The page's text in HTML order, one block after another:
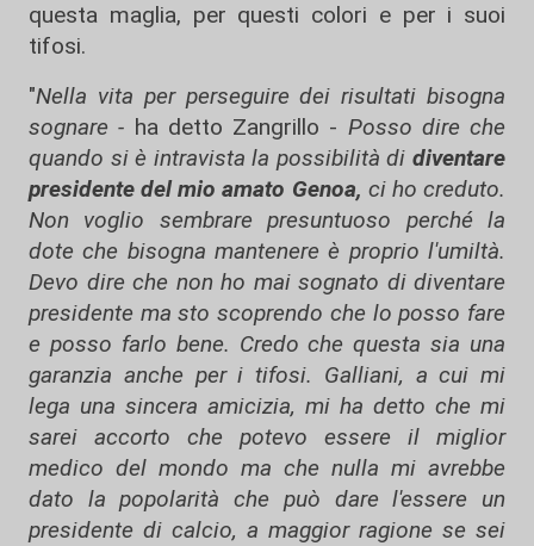
questa maglia, per questi colori e per i suoi
tifosi.
"Nella vita per perseguire dei risultati bisogna
sognare - ha detto Zangrillo - Posso dire che
quando si è intravista la possibilità di diventare
presidente del mio amato Genoa, ci ho creduto.
Non voglio sembrare presuntuoso perché la
dote che bisogna mantenere è proprio l'umiltà.
Devo dire che non ho mai sognato di diventare
presidente ma sto scoprendo che lo posso fare
e posso farlo bene. Credo che questa sia una
garanzia anche per i tifosi. Galliani, a cui mi
lega una sincera amicizia, mi ha detto che mi
sarei accorto che potevo essere il miglior
medico del mondo ma che nulla mi avrebbe
dato la popolarità che può dare l'essere un
presidente di calcio, a maggior ragione se sei